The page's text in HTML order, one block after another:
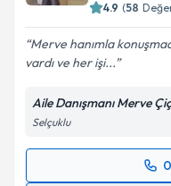
4.9 (58
Merve hanımla
vardı ve her işi...
Aile Danışmanı Merve
Selçuklu
Randevu